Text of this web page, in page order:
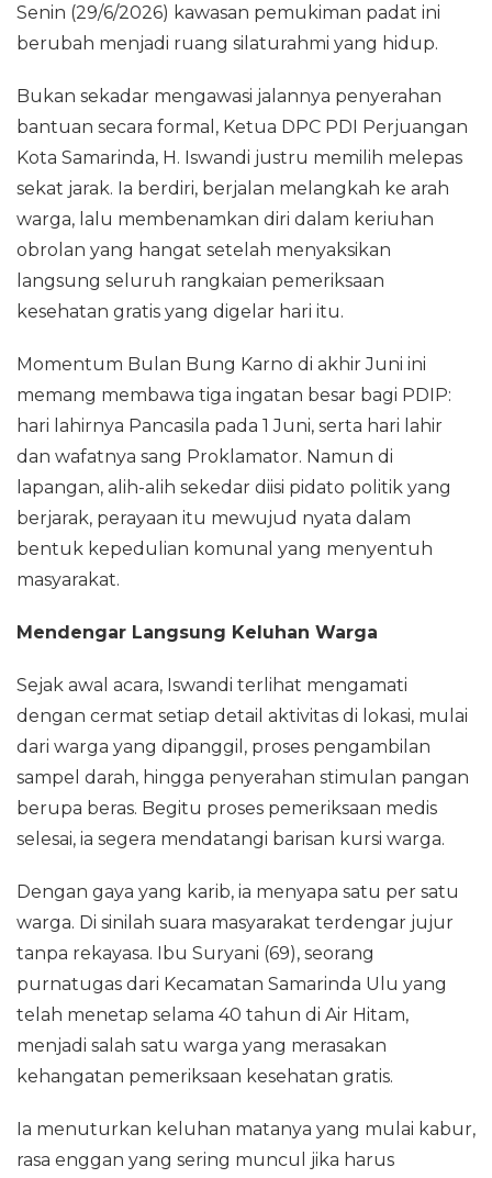
Senin (29/6/2026) kawasan pemukiman padat ini
berubah menjadi ruang silaturahmi yang hidup.
Bukan sekadar mengawasi jalannya penyerahan
bantuan secara formal, Ketua DPC PDI Perjuangan
Kota Samarinda, H. Iswandi justru memilih melepas
sekat jarak. Ia berdiri, berjalan melangkah ke arah
warga, lalu membenamkan diri dalam keriuhan
obrolan yang hangat setelah menyaksikan
langsung seluruh rangkaian pemeriksaan
kesehatan gratis yang digelar hari itu.
‎Momentum Bulan Bung Karno di akhir Juni ini
memang membawa tiga ingatan besar bagi PDIP:
hari lahirnya Pancasila pada 1 Juni, serta hari lahir
dan wafatnya sang Proklamator. Namun di
lapangan, alih-alih sekedar diisi pidato politik yang
berjarak, perayaan itu mewujud nyata dalam
bentuk kepedulian komunal yang menyentuh
masyarakat.
‎Mendengar Langsung Keluhan Warga
‎Sejak awal acara, Iswandi terlihat mengamati
dengan cermat setiap detail aktivitas di lokasi, mulai
dari warga yang dipanggil, proses pengambilan
sampel darah, hingga penyerahan stimulan pangan
berupa beras. Begitu proses pemeriksaan medis
selesai, ia segera mendatangi barisan kursi warga.
‎Dengan gaya yang karib, ia menyapa satu per satu
warga. Di sinilah suara masyarakat terdengar jujur
tanpa rekayasa. Ibu Suryani (69), seorang
purnatugas dari Kecamatan Samarinda Ulu yang
telah menetap selama 40 tahun di Air Hitam,
menjadi salah satu warga yang merasakan
kehangatan pemeriksaan kesehatan gratis.
Ia menuturkan keluhan matanya yang mulai kabur,
rasa enggan yang sering muncul jika harus